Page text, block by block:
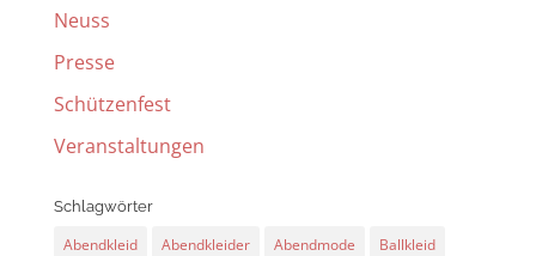
Neuss
Presse
Schützenfest
Veranstaltungen
Schlagwörter
Abendkleid Abendkleider Abendmode Ballkleid